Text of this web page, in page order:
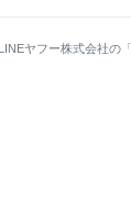
ヤフー株式会社の